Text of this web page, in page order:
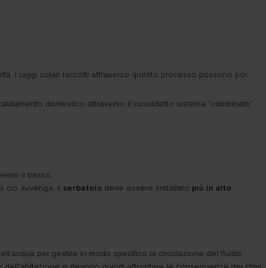
I raggi solari raccolti attraverso questo processo possono poi
domestico attraverso il cosiddetto sistema "combinato".
il basso.
ciò avvenga, il serbatoio deve essere installato più in alto
per gestire in modo specifico la circolazione del fluido.